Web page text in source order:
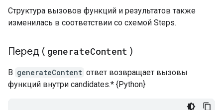
Структура вызовов функций и результатов также
изменилась в соответствии со схемой Steps.
Перед ( generateContent )
В generateContent ответ возвращает вызовы
функций внутри candidates.* {Python}